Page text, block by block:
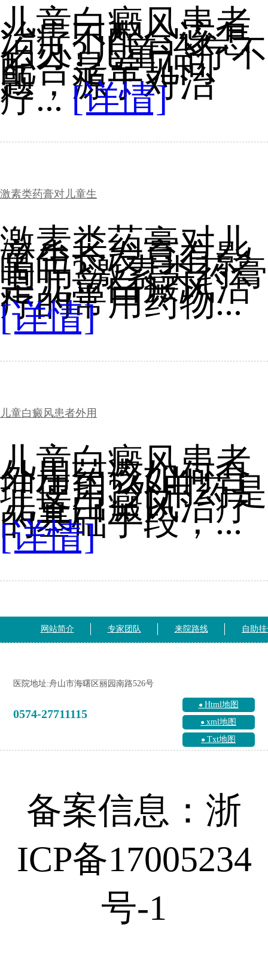
儿童白癜风患者
治疗不配合该怎
么办?儿童治疗不
配合是常见问
题，源于对治
疗...[详情]
激素类药膏对儿童生
激素类药膏对儿
童生长发育有影
响吗?激素类药膏
是儿童白癜风治
疗的常用药物...
[详情]
儿童白癜风患者外用
儿童白癜风患者
外用药该如何合
理使用?外用药是
儿童白癜风治疗
的基础手段，...
[详情]
网站简介 专家团队 来院路线 自助
医院地址:舟山市海曙区丽园南路526号
0574-27711115
Html地图
xml地图
Txt地图
备案信息：浙
ICP备17005234
号-1